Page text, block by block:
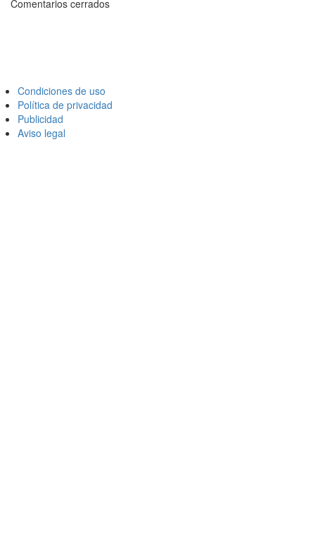
Comentarios cerrados
Condiciones de uso
Política de privacidad
Publicidad
Aviso legal